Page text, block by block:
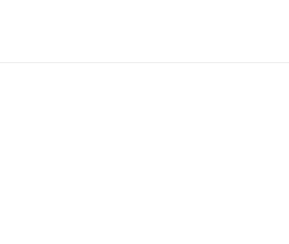
Cette information est
Toutes les